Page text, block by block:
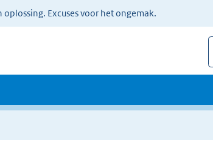
Excuses voor het ongemak.